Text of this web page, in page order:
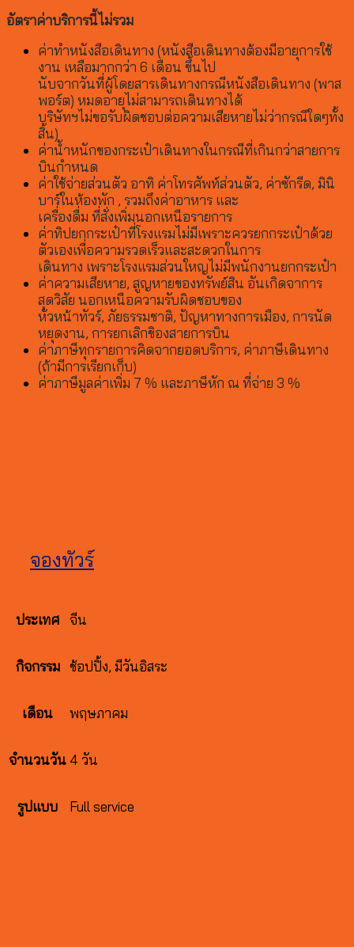
อัตราค่าบริการนี้ไม่รวม
ค่าทำหนังสือเดินทาง (หนังสือเดินทางต้องมีอายุการใช้
งาน เหลือมากกว่า 6 เดือน ขึ้นไป
นับจากวันที่ผู้โดยสารเดินทางกรณีหนังสือเดินทาง (พาส
พอร์ต) หมดอายุไม่สามารถเดินทางได้
บริษัทฯไม่ขอรับผิดชอบต่อความเสียหายไม่ว่ากรณีใดๆทั้ง
สิ้น)
ค่าน้ำหนักของกระเป๋าเดินทางในกรณีที่เกินกว่าสายการ
บินกำหนด
ค่าใช้จ่ายส่วนตัว อาทิ ค่าโทรศัพท์ส่วนตัว, ค่าซักรีด, มินิ
บาร์ในห้องพัก , รวมถึงค่าอาหาร และ
เครื่องดื่ม ที่สั่งเพิ่มนอกเหนือรายการ
ค่าทิปยกกระเป๋าที่โรงแรมไม่มีเพราะควรยกกระเป๋าด้วย
ตัวเองเพื่อความรวดเร็วและสะดวกในการ
เดินทาง เพราะโรงแรมส่วนใหญไม่มีพนักงานยกกระเป๋า
ค่าความเสียหาย, สูญหายของทรัพย์สิน อันเกิดจาการ
สุดวิสัย นอกเหนือความรับผิดชอบของ
หัวหน้าทัวร์, ภัยธรรมชาติ, ปัญหาทางการเมือง, การนัด
หยุดงาน, การยกเลิกขิองสายการบิน
ค่าภาษีทุกรายการคิดจากยอดบริการ, ค่าภาษีเดินทาง
(ถ้ามีการเรียกเก็บ)
ค่าภาษีมูลค่าเพิ่ม 7 % และภาษีหัก ณ ที่จ่าย 3 %
จองทัวร์
ประเทศ จีน
กิจกรรม ช้อปปิ้ง, มีวันอิสระ
เดือน พฤษภาคม
จำนวนวัน 4 วัน
รูปแบบ Full service